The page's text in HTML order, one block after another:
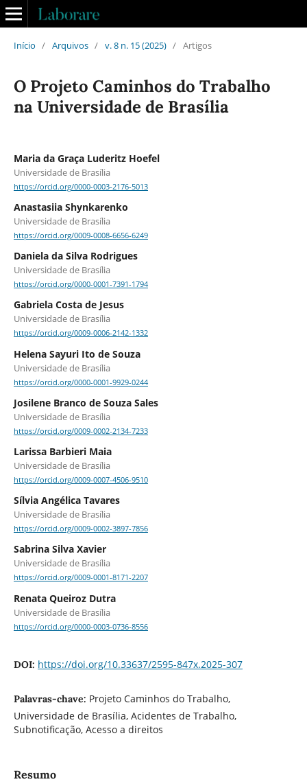
Início / Arquivos / v. 8 n. 15 (2025) / Artigos
O Projeto Caminhos do Trabalho
na Universidade de Brasília
Maria da Graça Luderitz Hoefel
Universidade de Brasília
https://orcid.org/0000-0003-2176-5013
Anastasiia Shynkarenko
Universidade de Brasília
https://orcid.org/0009-0008-6656-6249
Daniela da Silva Rodrigues
Universidade de Brasília
https://orcid.org/0000-0001-7391-1794
Gabriela Costa de Jesus
Universidade de Brasília
https://orcid.org/0009-0006-2142-1332
Helena Sayuri Ito de Souza
Universidade de Brasília
https://orcid.org/0000-0001-9929-0244
Josilene Branco de Souza Sales
Universidade de Brasília
https://orcid.org/0009-0002-2134-7233
Larissa Barbieri Maia
Universidade de Brasília
https://orcid.org/0009-0007-4506-9510
Sílvia Angélica Tavares
Universidade de Brasília
https://orcid.org/0009-0002-3897-7856
Sabrina Silva Xavier
Universidade de Brasília
https://orcid.org/0009-0001-8171-2207
Renata Queiroz Dutra
Universidade de Brasília
https://orcid.org/0000-0003-0736-8556
DOI: https://doi.org/10.33637/2595-847x.2025-307
Palavras-chave: Projeto Caminhos do Trabalho,
Universidade de Brasília, Acidentes de Trabalho,
Subnotificação, Acesso a direitos
Resumo